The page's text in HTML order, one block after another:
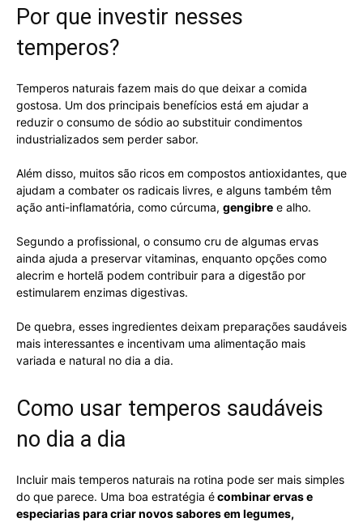
Por que investir nesses
temperos?
Temperos naturais fazem mais do que deixar a comida
gostosa. Um dos principais benefícios está em ajudar a
reduzir o consumo de sódio ao substituir condimentos
industrializados sem perder sabor.
Além disso, muitos são ricos em compostos antioxidantes, que
ajudam a combater os radicais livres, e alguns também têm
ação anti-inflamatória, como cúrcuma, gengibre e alho.
Segundo a profissional, o consumo cru de algumas ervas
ainda ajuda a preservar vitaminas, enquanto opções como
alecrim e hortelã podem contribuir para a digestão por
estimularem enzimas digestivas.
De quebra, esses ingredientes deixam preparações saudáveis
mais interessantes e incentivam uma alimentação mais
variada e natural no dia a dia.
Como usar temperos saudáveis
no dia a dia
Incluir mais temperos naturais na rotina pode ser mais simples
do que parece. Uma boa estratégia écombinar ervas e
especiarias para criar novos sabores em legumes,